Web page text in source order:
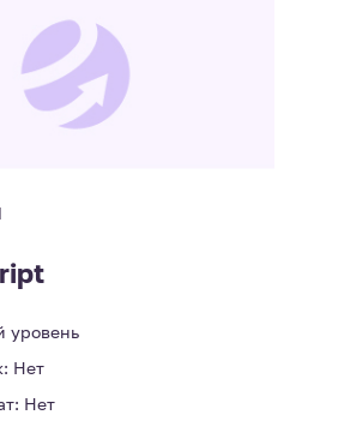
уровень
Нет
Нет